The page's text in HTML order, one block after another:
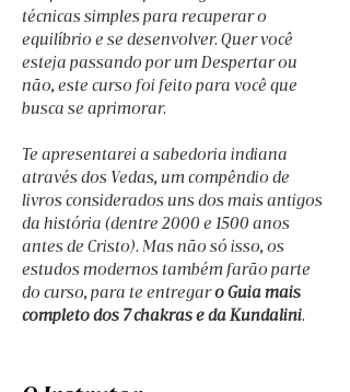
técnicas simples para recuperar o
equilíbrio e se desenvolver. Quer você
esteja passando por um Despertar ou
não, este curso foi feito para você que
busca se aprimorar.
Te apresentarei a sabedoria indiana
através dos Vedas, um compêndio de
livros considerados uns dos mais antigos
da história (dentre 2000 e 1500 anos
antes de Cristo). Mas não só isso, os
estudos modernos também farão parte
do curso, para te entregar o Guia mais
completo dos 7 chakras e da Kundalini.